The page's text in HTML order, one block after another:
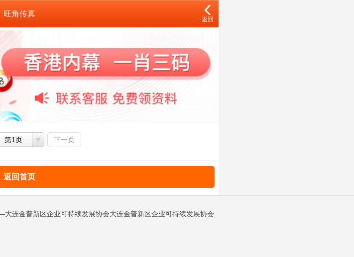
旺角传真
返回
第1页 下一页
返回首页
连金普新区企业可持续发展协会大连金普新区企业可持续发展协会